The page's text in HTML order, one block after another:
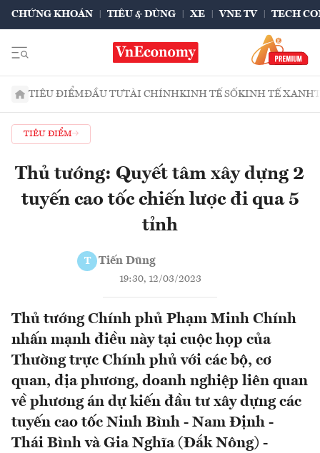
CHỨNG KHOÁN TIÊU & DÙNG XE VNE TV TECH
TIÊU ĐIỂMĐẦU TƯTÀI CHÍNHKINH TẾ SỐKINH TẾ XANH
TIÊU ĐIỂM
Thủ tướng: Quyết tâm xây dựng 2
tuyến cao tốc chiến lược đi qua 5
tỉnh
T Tiến Dũng
19:30, 12/03/2023
Thủ tướng Chính phủ Phạm Minh Chính
nhấn mạnh điều này tại cuộc họp của
Thường trực Chính phủ với các bộ, cơ
quan, địa phương, doanh nghiệp liên quan
về phương án dự kiến đầu tư xây dựng các
tuyến cao tốc Ninh Bình - Nam Định -
Thái Bình và Gia Nghĩa (Đắk Nông) -